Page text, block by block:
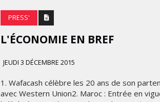
PRESS'
L'ÉCONOMIE EN BREF
JEUDI 3 DÉCEMBRE 2015
1. Wafacash célèbre les 20 ans de son
avec Western Union2. Maroc : Entrée en